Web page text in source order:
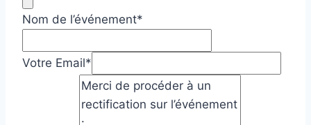
Nom de l’événement*
Votre Email*